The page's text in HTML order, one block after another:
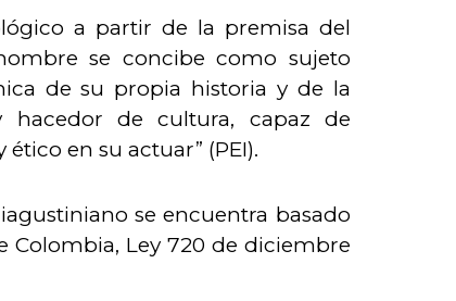
a partir de la premisa del
se concibe como sujeto
de su propia historia y de la
hacedor de cultura, capaz de
en su actuar” (PEI).
se encuentra basado
Colombia, Ley 720 de diciembre